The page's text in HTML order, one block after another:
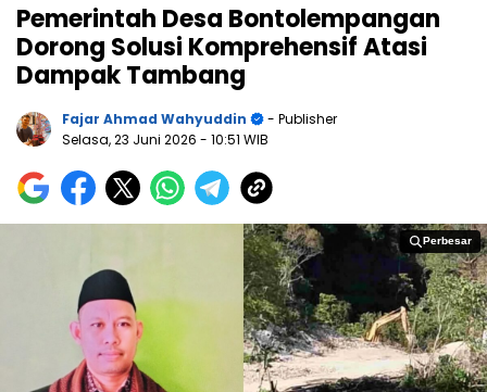
Pemerintah Desa Bontolempangan
Dorong Solusi Komprehensif Atasi
Dampak Tambang
Fajar Ahmad Wahyuddin
- Publisher
Selasa, 23 Juni 2026 - 10:51 WIB
Perbesar
Perbesar